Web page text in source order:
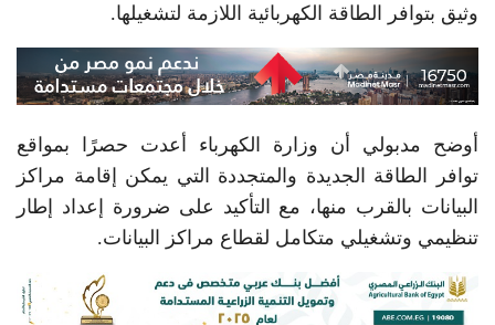
وثيق بتوافر الطاقة الكهربائية اللازمة لتشغيلها.
أوضح مدبولي أن وزارة الكهرباء أعدت حصرًا بمواقع
توافر الطاقة الجديدة والمتجددة التي يمكن إقامة مراكز
البيانات بالقرب منها، مع التأكيد على ضرورة إعداد إطار
تنظيمي وتشغيلي متكامل لقطاع مراكز البيانات.